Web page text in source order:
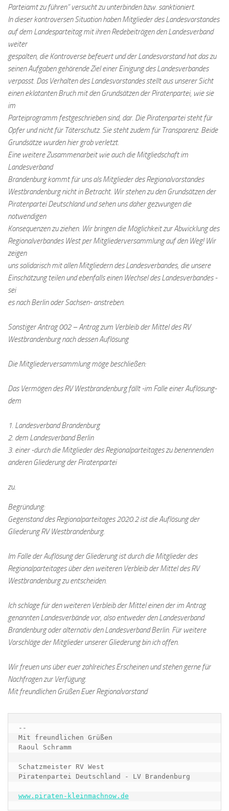
Parteiamt zu führen“ versucht zu unterbinden bzw. sanktioniert.
In dieser kontroversen Situation haben Mitglieder des Landesvorstandes
auf dem Landesparteitag mit ihren Redebeiträgen den Landesverband
weiter
gespalten, die Kontroverse befeuert und der Landesvorstand hat das zu
seinen Aufgaben gehörende Ziel einer Einigung des Landesverbandes
verpasst. Das Verhalten des Landesvorstandes stellt aus unserer Sicht
einen eklatanten Bruch mit den Grundsätzen der Piratenpartei, wie sie
im
Parteiprogramm festgeschrieben sind, dar. Die Piratenpartei steht für
Opfer und nicht für Täterschutz. Sie steht zudem für Transparenz. Beide
Grundsätze wurden hier grob verletzt.
Eine weitere Zusammenarbeit wie auch die Mitgliedschaft im
Landesverband
Brandenburg kommt für uns als Mitglieder des Regionalvorstandes
Westbrandenburg nicht in Betracht. Wir stehen zu den Grundsätzen der
Piratenpartei Deutschland und sehen uns daher gezwungen die
notwendigen
Konsequenzen zu ziehen. Wir bringen die Möglichkeit zur Abwicklung des
Regionalverbandes West per Mitgliederversammlung auf den Weg! Wir
zeigen
uns solidarisch mit allen Mitgliedern des Landesverbandes, die unsere
Einschätzung teilen und ebenfalls einen Wechsel des Landesverbandes -
sei
es nach Berlin oder Sachsen- anstreben.
Sonstiger Antrag 002 – Antrag zum Verbleib der Mittel des RV
Westbrandenburg nach dessen Auflösung
Die Mitgliederversammlung möge beschließen:
Das Vermögen des RV Westbrandenburg fällt -im Falle einer Auflösung-
dem
1. Landesverband Brandenburg
2. dem Landesverband Berlin
3. einer -durch die Mitglieder des Regionalparteitages zu benennenden
anderen Gliederung der Piratenpartei
zu.
Begründung:
Gegenstand des Regionalparteitages 2020.2 ist die Auflösung der
Gliederung RV Westbrandenburg.
Im Falle der Auflösung der Gliederung ist durch die Mitglieder des
Regionalparteitages über den weiteren Verbleib der Mittel des RV
Westbrandenburg zu entscheiden.
Ich schlage für den weiteren Verbleib der Mittel einen der im Antrag
genannten Landesverbände vor, also entweder den Landesverband
Brandenburg oder alternativ den Landesverband Berlin. Für weitere
Vorschläge der Mitglieder unserer Gliederung bin ich offen.
Wir freuen uns über euer zahlreiches Erscheinen und stehen gerne für
Nachfragen zur Verfügung.
Mit freundlichen Grüßen Euer Regionalvorstand
--
Mit freundlichen Grüßen
Raoul Schramm
Schatzmeister RV West
Piratenpartei Deutschland - LV Brandenburg
www.piraten-kleinmachnow.de